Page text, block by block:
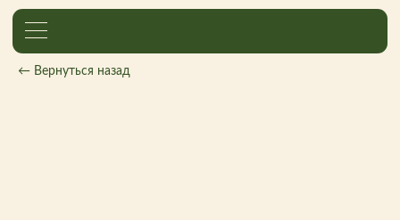
← Вернуться назад